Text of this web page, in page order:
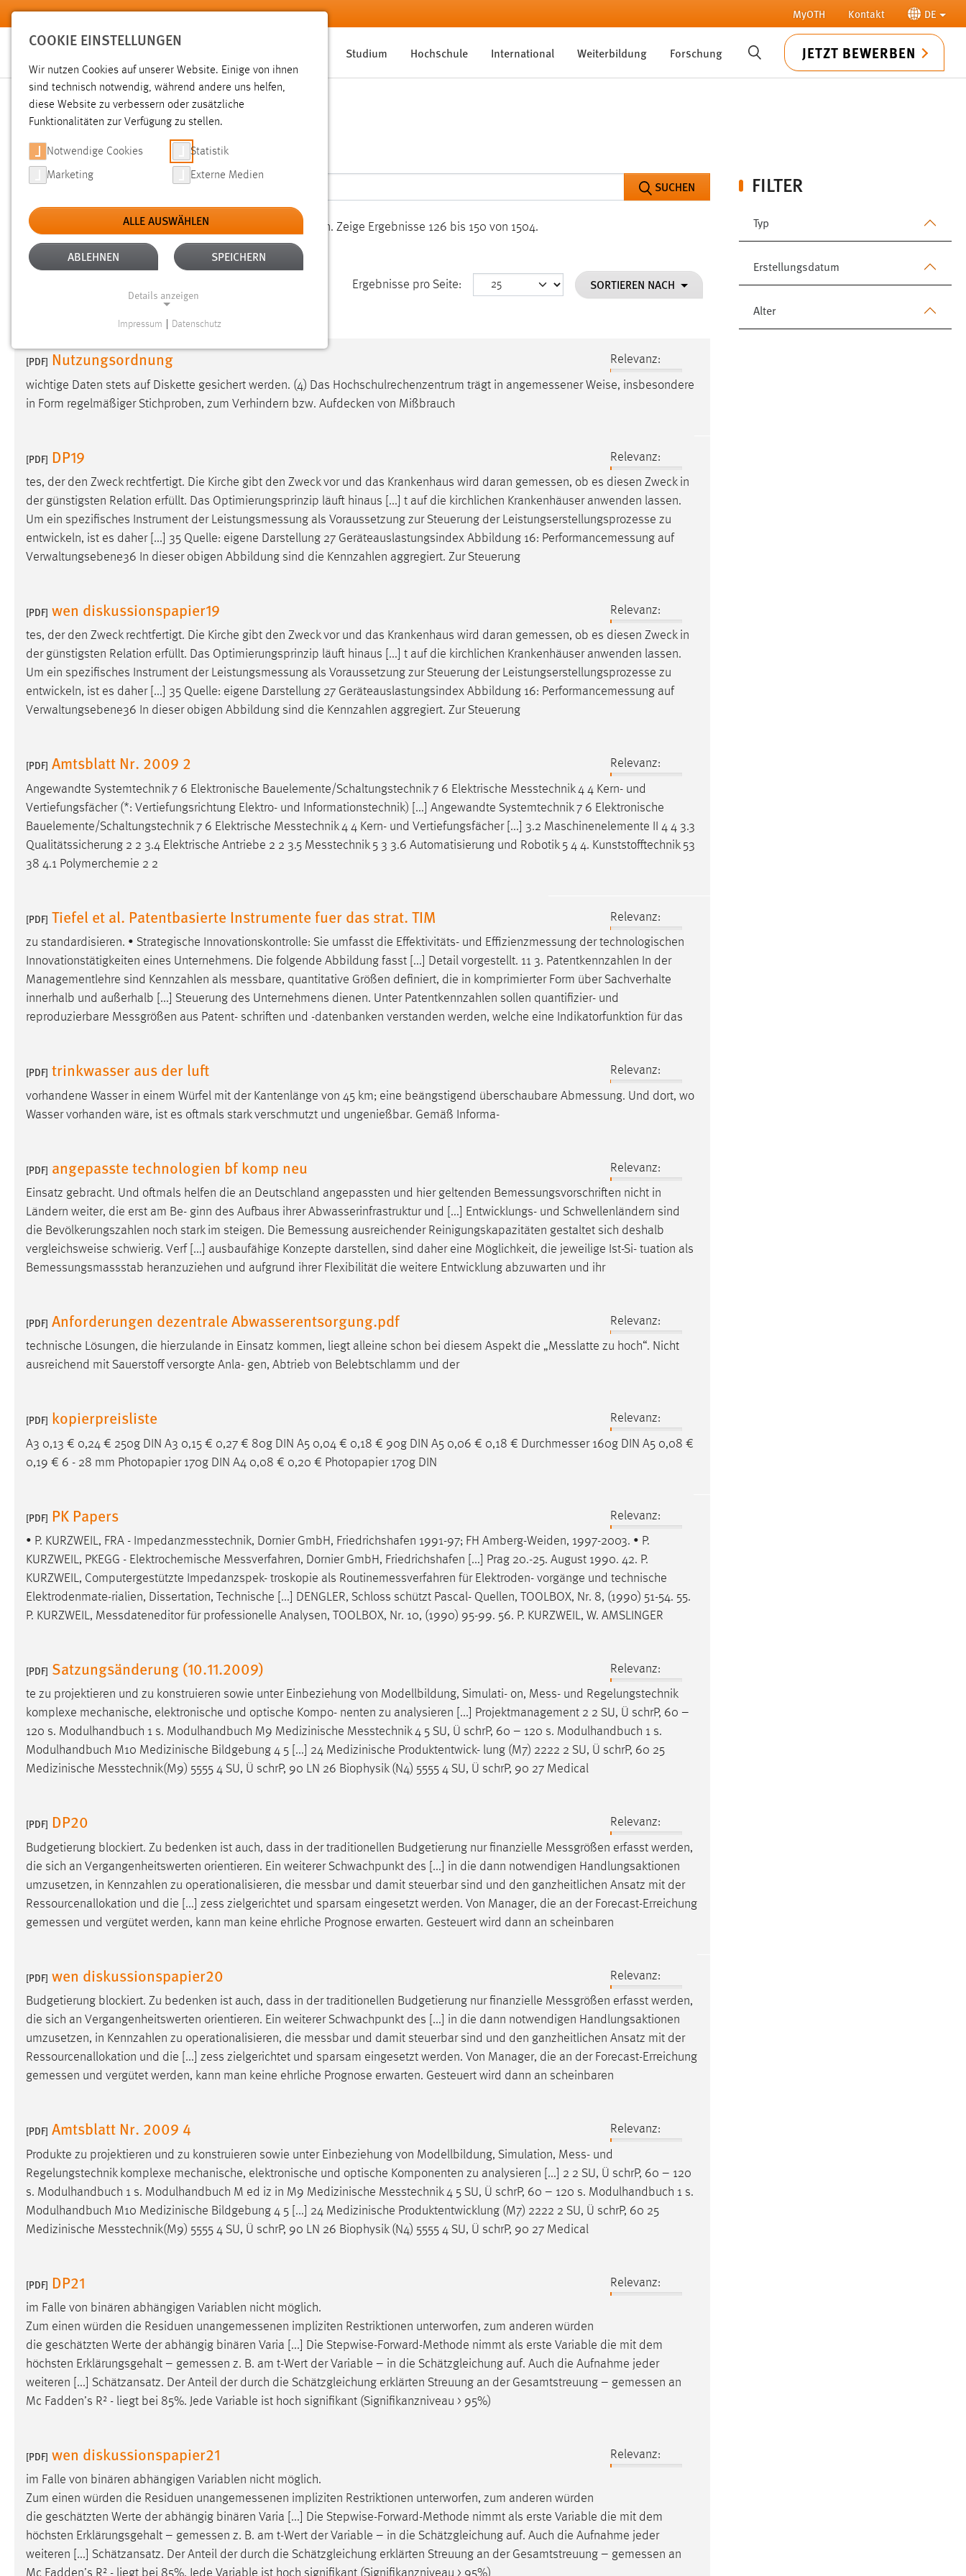
Zum Hauptinhalt springen MyOTH Kontakt DE
Studium Hochschule International Weiterbildung Forschung SUCHE JETZT BEWERBEN
SUCHE
FILTER
Typ
Erstellungsdatum
Alter
SUCHEN
Gesucht nach "Messe".Es wurden 1504 Ergebnisse gefunden. Zeige Ergebnisse 126 bis 150 von 1504.
Ergebnisse pro Seite: SORTIEREN NACH
[PDF] Nutzungsordnung
Relevanz:
wichtige Daten stets auf Diskette gesichert werden. (4) Das Hochschulrechenzentrum trägt in angemessenerWeise, insbesondere
in Form regelmäßiger Stichproben, zum Verhindern bzw. Aufdecken von Mißbrauch
[PDF] DP19
Relevanz:
tes, der den Zweck rechtfertigt. Die Kirche gibt den Zweck vor und das Krankenhaus wird daran gemessen, ob es diesen Zweck in
der günstigsten Relation erfüllt. Das Optimierungsprinzip läuft hinaus [...] t auf die kirchlichen Krankenhäuser anwenden lassen.
Um ein spezifisches Instrument der Leistungsmessung als Voraussetzung zur Steuerung der Leistungserstellungsprozesse zu
entwickeln, ist es daher [...] 35 Quelle: eigene Darstellung 27 Geräteauslastungsindex Abbildung 16: Performancemessung auf
Verwaltungsebene36 In dieser obigen Abbildung sind die Kennzahlen aggregiert. Zur Steuerung
[PDF] wen diskussionspapier19
Relevanz:
tes, der den Zweck rechtfertigt. Die Kirche gibt den Zweck vor und das Krankenhaus wird daran gemessen, ob es diesen Zweck in
der günstigsten Relation erfüllt. Das Optimierungsprinzip läuft hinaus [...] t auf die kirchlichen Krankenhäuser anwenden lassen.
Um ein spezifisches Instrument der Leistungsmessung als Voraussetzung zur Steuerung der Leistungserstellungsprozesse zu
entwickeln, ist es daher [...] 35 Quelle: eigene Darstellung 27 Geräteauslastungsindex Abbildung 16: Performancemessung auf
Verwaltungsebene36 In dieser obigen Abbildung sind die Kennzahlen aggregiert. Zur Steuerung
[PDF] Amtsblatt Nr. 2009 2
Relevanz:
Angewandte Systemtechnik 7 6 Elektronische Bauelemente/Schaltungstechnik 7 6 Elektrische Messtechnik4 4 Kern- und
Vertiefungsfächer (*: Vertiefungsrichtung Elektro- und Informationstechnik) [...] Angewandte Systemtechnik 7 6 Elektronische
Bauelemente/Schaltungstechnik 7 6 Elektrische Messtechnik4 4 Kern- und Vertiefungsfächer [...] 3.2 Maschinenelemente II 4 4 3.3
Qualitätssicherung 2 2 3.4 Elektrische Antriebe 2 2 3.5 Messtechnik5 3 3.6 Automatisierung und Robotik 5 4 4. Kunststofftechnik 53
38 4.1 Polymerchemie 2 2
[PDF] Tiefel et al. Patentbasierte Instrumente fuer das strat. TIM
Relevanz:
zu standardisieren. • Strategische Innovationskontrolle: Sie umfasst die Effektivitäts- und Effizienzmessung der technologischen
Innovationstätigkeiten eines Unternehmens. Die folgende Abbildung fasst [...] Detail vorgestellt. 11 3. Patentkennzahlen In der
Managementlehre sind Kennzahlen als messbare, quantitative Größen definiert, die in komprimierter Form über Sachverhalte
innerhalb und außerhalb [...] Steuerung des Unternehmens dienen. Unter Patentkennzahlen sollen quantifizier- und
reproduzierbare Messgrößen aus Patent- schriften und -datenbanken verstanden werden, welche eine Indikatorfunktion für das
[PDF] trinkwasser aus der luft
Relevanz:
vorhandene Wasser in einem Würfel mit der Kantenlänge von 45 km; eine beängstigend überschaubare Abmessung. Und dort, wo
Wasser vorhanden wäre, ist es oftmals stark verschmutzt und ungenießbar. Gemäß Informa-
[PDF] angepasste technologien bf komp neu
Relevanz:
Einsatz gebracht. Und oftmals helfen die an Deutschland angepassten und hier geltenden Bemessungsvorschriften nicht in
Ländern weiter, die erst am Be- ginn des Aufbaus ihrer Abwasserinfrastruktur und [...] Entwicklungs- und Schwellenländern sind
die Bevölkerungszahlen noch stark im steigen. Die Bemessung ausreichender Reinigungskapazitäten gestaltet sich deshalb
vergleichsweise schwierig. Verf [...] ausbaufähige Konzepte darstellen, sind daher eine Möglichkeit, die jeweilige Ist-Si- tuation als
Bemessungsmassstab heranzuziehen und aufgrund ihrer Flexibilität die weitere Entwicklung abzuwarten und ihr
[PDF] Anforderungen dezentrale Abwasserentsorgung.pdf
Relevanz:
technische Lösungen, die hierzulande in Einsatz kommen, liegt alleine schon bei diesem Aspekt die „Messlatte zu hoch“. Nicht
ausreichend mit Sauerstoff versorgte Anla- gen, Abtrieb von Belebtschlamm und der
[PDF] kopierpreisliste
Relevanz:
A3 0,13 € 0,24 € 250g DIN A3 0,15 € 0,27 € 80g DIN A5 0,04 € 0,18 € 90g DIN A5 0,06 € 0,18 € Durchmesser160g DIN A5 0,08 €
0,19 € 6 - 28 mm Photopapier 170g DIN A4 0,08 € 0,20 € Photopapier 170g DIN
[PDF] PK Papers
Relevanz:
• P. KURZWEIL, FRA - Impedanzmesstechnik, Dornier GmbH, Friedrichshafen 1991-97; FH Amberg-Weiden, 1997-2003. • P.
KURZWEIL, PKEGG - Elektrochemische Messverfahren, Dornier GmbH, Friedrichshafen [...] Prag 20.-25. August 1990. 42. P.
KURZWEIL, Computergestützte Impedanzspek- troskopie als Routinemessverfahren für Elektroden- vorgänge und technische
Elektrodenmate-rialien, Dissertation, Technische [...] DENGLER, Schloss schützt Pascal- Quellen, TOOLBOX, Nr. 8, (1990) 51-54. 55.
P. KURZWEIL, Messdateneditorfür professionelle Analysen, TOOLBOX, Nr. 10, (1990) 95-99. 56. P. KURZWEIL, W. AMSLINGER
[PDF] Satzungsänderung (10.11.2009)
Relevanz:
te zu projektieren und zu konstruieren sowie unter Einbeziehung von Modellbildung, Simulati- on, Mess- und Regelungstechnik
komplexe mechanische, elektronische und optische Kompo- nenten zu analysieren [...] Projektmanagement 2 2 SU, Ü schrP, 60 –
120 s. Modulhandbuch 1 s. Modulhandbuch M9 Medizinische Messtechnik4 5 SU, Ü schrP, 60 – 120 s. Modulhandbuch 1 s.
Modulhandbuch M10 Medizinische Bildgebung 4 5 [...] 24 Medizinische Produktentwick- lung (M7) 2222 2 SU, Ü schrP, 60 25
Medizinische Messtechnik(M9) 5555 4 SU, Ü schrP, 90 LN 26 Biophysik (N4) 5555 4 SU, Ü schrP, 90 27 Medical
[PDF] DP20
Relevanz:
Budgetierung blockiert. Zu bedenken ist auch, dass in der traditionellen Budgetierung nur finanzielle Messgrößen erfasst werden,
die sich an Vergangenheitswerten orientieren. Ein weiterer Schwachpunkt des [...] in die dann notwendigen Handlungsaktionen
umzusetzen, in Kennzahlen zu operationalisieren, die messbarund damit steuerbar sind und den ganzheitlichen Ansatz mit der
Ressourcenallokation und die [...] zess zielgerichtet und sparsam eingesetzt werden. Von Manager, die an der Forecast-Erreichung
gemessen und vergütet werden, kann man keine ehrliche Prognose erwarten. Gesteuert wird dann an scheinbaren
[PDF] wen diskussionspapier20
Relevanz:
Budgetierung blockiert. Zu bedenken ist auch, dass in der traditionellen Budgetierung nur finanzielle Messgrößen erfasst werden,
die sich an Vergangenheitswerten orientieren. Ein weiterer Schwachpunkt des [...] in die dann notwendigen Handlungsaktionen
umzusetzen, in Kennzahlen zu operationalisieren, die messbarund damit steuerbar sind und den ganzheitlichen Ansatz mit der
Ressourcenallokation und die [...] zess zielgerichtet und sparsam eingesetzt werden. Von Manager, die an der Forecast-Erreichung
gemessen und vergütet werden, kann man keine ehrliche Prognose erwarten. Gesteuert wird dann an scheinbaren
[PDF] Amtsblatt Nr. 2009 4
Relevanz:
Produkte zu projektieren und zu konstruieren sowie unter Einbeziehung von Modellbildung, Simulation, Mess- und
Regelungstechnik komplexe mechanische, elektronische und optische Komponenten zu analysieren [...] 2 2 SU, Ü schrP, 60 – 120
s. Modulhandbuch 1 s. Modulhandbuch M ed iz in M9 Medizinische Messtechnik4 5 SU, Ü schrP, 60 – 120 s. Modulhandbuch 1 s.
Modulhandbuch M10 Medizinische Bildgebung 4 5 [...] 24 Medizinische Produktentwicklung (M7) 2222 2 SU, Ü schrP, 60 25
Medizinische Messtechnik(M9) 5555 4 SU, Ü schrP, 90 LN 26 Biophysik (N4) 5555 4 SU, Ü schrP, 90 27 Medical
[PDF] DP21
Relevanz:
im Falle von binären abhängigen Variablen nicht möglich.
Zum einen würden die Residuen unangemessenen impliziten Restriktionen unterworfen, zum anderen würden
die geschätzten Werte der abhängig binären Varia [...] Die Stepwise-Forward-Methode nimmt als erste Variable die mit dem
höchsten Erklärungsgehalt – gemessen z. B. am t-Wert der Variable – in die Schätzgleichung auf. Auch die Aufnahme jeder
weiteren [...] Schätzansatz. Der Anteil der durch die Schätzgleichung erklärten Streuung an der Gesamtstreuung – gemessen an
Mc Fadden’s R² - liegt bei 85%. Jede Variable ist hoch signifikant (Signifikanzniveau > 95%)
[PDF] wen diskussionspapier21
Relevanz:
im Falle von binären abhängigen Variablen nicht möglich.
Zum einen würden die Residuen unangemessenen impliziten Restriktionen unterworfen, zum anderen würden
die geschätzten Werte der abhängig binären Varia [...] Die Stepwise-Forward-Methode nimmt als erste Variable die mit dem
höchsten Erklärungsgehalt – gemessen z. B. am t-Wert der Variable – in die Schätzgleichung auf. Auch die Aufnahme jeder
weiteren [...] Schätzansatz. Der Anteil der durch die Schätzgleichung erklärten Streuung an der Gesamtstreuung – gemessen an
COOKIE EINSTELLUNGEN
Wir nutzen Cookies auf unserer Website. Einige von ihnen
sind technisch notwendig, während andere uns helfen,
diese Website zu verbessern oder zusätzliche
Funktionalitäten zur Verfügung zu stellen.
Notwendige Cookies Statistik
Marketing Externe Medien
ALLE AUSWÄHLEN
ABLEHNEN SPEICHERN
Details anzeigen
Notwendige Cookies ermöglichen grundlegende
Website erforderlich.
Name:
Zweck:
Dieser Cookie speichert die
ausgewählten Einverständnis-Optionen
des Benutzers
Cookie Laufzeit: 1 Jahr
Name: staticfilecache
Zweck:
Für performante Seitenauslieferung wird
in diesem Cookie gespeichert, ob man
eingeloggt ist.
Sprachpräferenz
Zweck:
Das Cookie speichert die gewählte
Sprache der Website.
Cookie Laufzeit: 30 Tage
Chat
5e9dbeb1811c0446
Zweck:
Wird benötigt um die Chatfunktion
nutzen zu können.
Cookie Laufzeit: MibewSessionID, mibew-chat-frame-
style-5e9dbeb1811c0446 =
Sitzungslaufzeit, mibew_locale = 3
Login
Name: fe_user, be_user, be_lastLoginProvider
Cookie Laufzeit: 24 Stunden
STATISTIK
Statistik Cookies erfassen Informationen anonym.
Diese Informationen helfen uns zu verstehen, wie
Matomo
Name: _pk_ref, _pk_cvar, _pk_id, _pk_ses
MARKETING
Sie tun dies, indem sie Besucher über Websites
hinweg verfolgen.
Google Ads
Name: _gcl_au
Anbieter: Google Ireland Limited
Cookie Laufzeit:
Facebook Pixel
Name: _fbp
Cookie Laufzeit:
EXTERNE MEDIEN
Um Inhalte von Videoplattformen und Social Media
Plattformen anzeigen zu können, werden von diesen
YouTube
Vimeo
Impressum Datenschutz